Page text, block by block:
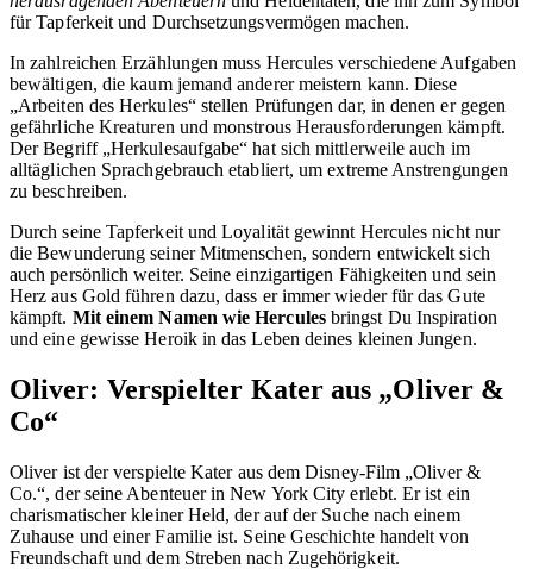
für Tapferkeit und Durchsetzungsvermögen machen.
In zahlreichen Erzählungen muss Hercules verschiedene Aufgaben
bewältigen, die kaum jemand anderer meistern kann. Diese
„Arbeiten des Herkules“ stellen Prüfungen dar, in denen er gegen
gefährliche Kreaturen und monstrous Herausforderungen kämpft.
Der Begriff „Herkulesaufgabe“ hat sich mittlerweile auch im
alltäglichen Sprachgebrauch etabliert, um extreme Anstrengungen
zu beschreiben.
Durch seine Tapferkeit und Loyalität gewinnt Hercules nicht nur
die Bewunderung seiner Mitmenschen, sondern entwickelt sich
auch persönlich weiter. Seine einzigartigen Fähigkeiten und sein
Herz aus Gold führen dazu, dass er immer wieder für das Gute
kämpft. Mit einem Namen wie Herculesbringst Du Inspiration
und eine gewisse Heroik in das Leben deines kleinen Jungen.
Oliver: Verspielter Kater aus „Oliver &
Co“
Oliver ist der verspielte Kater aus dem Disney-Film „Oliver &
Co.“, der seine Abenteuer in New York City erlebt. Er ist ein
charismatischer kleiner Held, der auf der Suche nach einem
Zuhause und einer Familie ist. Seine Geschichte handelt von
Freundschaft und dem Streben nach Zugehörigkeit.